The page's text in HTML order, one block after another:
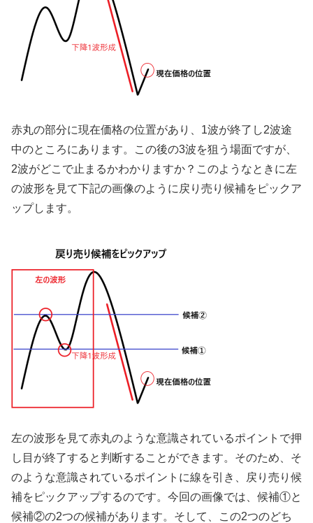
赤丸の部分に現在価格の位置があり、 1波が終了し2波途
中のところにあります。この後の3波を狙う場面ですが、
2波がどこで止まるかわかりますか？このようなときに左
の波形を見て下記の画像のように戻り売り候補をピックア
ップします。
左の波形を見て赤丸のような意識されているポイントで押
し目が終了すると判断することができます。そのため、そ
のような意識されているポイントに線を引き、戻り売り候
補をピックアップするのです。今回の画像では、候補①と
候補②の2つの候補があります。そして、この2つのどち